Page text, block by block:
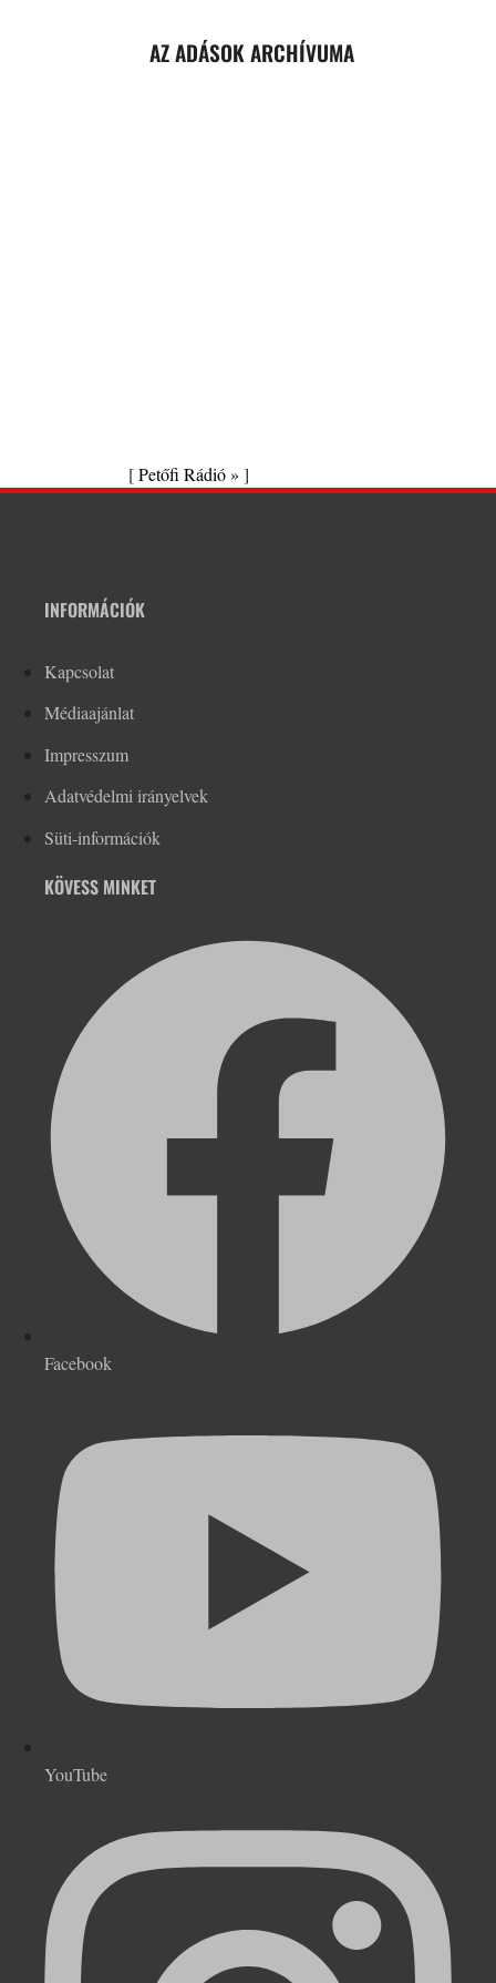
AZ ADÁSOK ARCHÍVUMA
[Petőfi Rádió » ]
INFORMÁCIÓK
Kapcsolat
Médiaajánlat
Impresszum
Adatvédelmi irányelvek
Süti-információk
KÖVESS MINKET
Facebook
YouTube